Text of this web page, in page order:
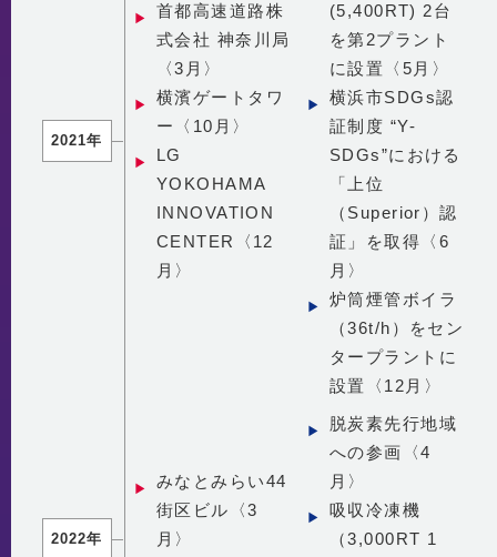
2021年
首都高速道路株
式会社 神奈川局
〈3月〉
横濱ゲートタワ
ー〈10月〉
LG
YOKOHAMA
INNOVATION
CENTER〈12
月〉
(5,400RT) 2台
を第2プラント
に設置〈5月〉
横浜市SDGs認
証制度 “Y-
SDGs”における
「上位
（Superior）認
証」を取得〈6
月〉
炉筒煙管ボイラ
（36t/h）をセン
タープラントに
設置〈12月〉
2022年
みなとみらい44
街区ビル〈3
月〉
脱炭素先行地域
への参画〈4
月〉
吸収冷凍機
（3,000RT 1